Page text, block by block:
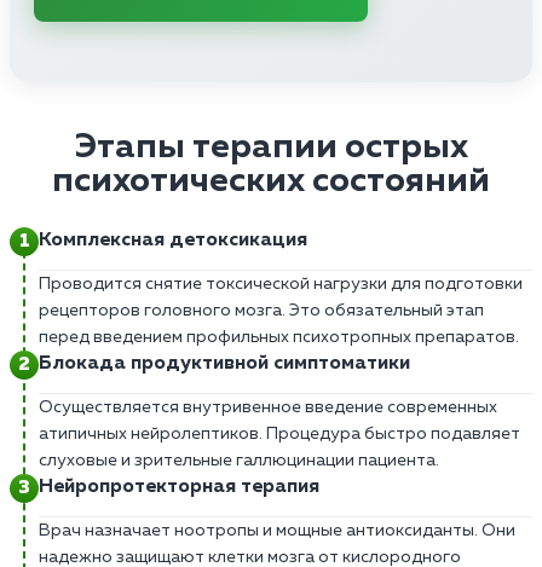
Этапы терапии острых
психотических состояний
Комплексная детоксикация
Проводится снятие токсической нагрузки для подготовки
рецепторов головного мозга. Это обязательный этап
перед введением профильных психотропных препаратов.
Блокада продуктивной симптоматики
Осуществляется внутривенное введение современных
атипичных нейролептиков. Процедура быстро подавляет
слуховые и зрительные галлюцинации пациента.
Нейропротекторная терапия
Врач назначает ноотропы и мощные антиоксиданты. Они
надежно защищают клетки мозга от кислородного